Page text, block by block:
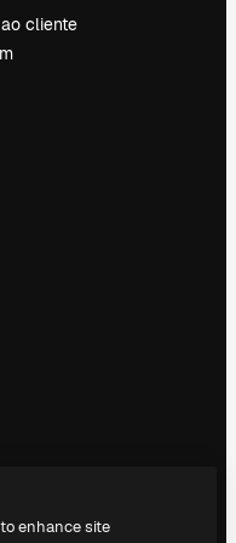
cliente
enhance site